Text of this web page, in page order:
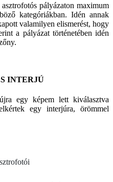
pályázaton maximum
kategóriákban. Idén annak
valamilyen elismerést, hogy
a pályázat történetében idén
INTERJÚ
egy képem lett kiválasztva
egy interjúra, örömmel